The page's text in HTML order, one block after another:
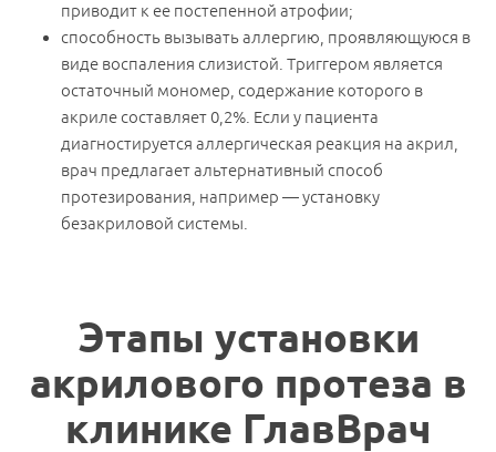
приводит к ее постепенной атрофии;
способность вызывать аллергию, проявляющуюся в
виде воспаления слизистой. Триггером является
остаточный мономер, содержание которого в
акриле составляет 0,2%. Если у пациента
диагностируется аллергическая реакция на акрил,
врач предлагает альтернативный способ
протезирования, например — установку
безакриловой системы.
Этапы установки
акрилового протеза в
клинике ГлавВрач